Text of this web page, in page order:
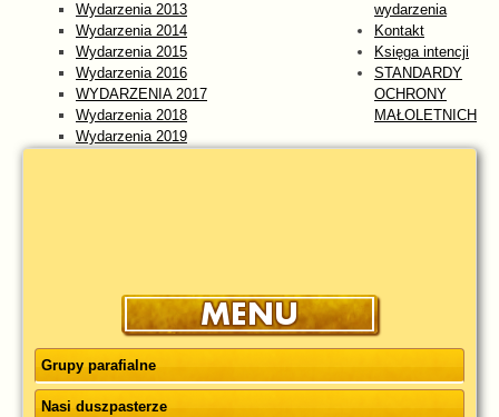
Wydarzenia 2013
Wydarzenia 2014
Wydarzenia 2015
Wydarzenia 2016
WYDARZENIA 2017
Wydarzenia 2018
Wydarzenia 2019
wydarzenia
Kontakt
Księga intencji
STANDARDY
OCHRONY
MAŁOLETNICH
Grupy parafialne
Nasi duszpasterze